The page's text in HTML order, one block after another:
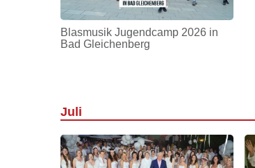
Blasmusik Jugendcamp 2026 in
Bad Gleichenberg
Juli